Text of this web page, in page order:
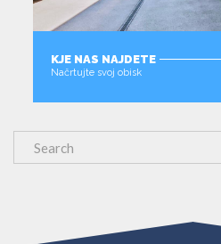
KJE NAS NAJDETE
Načrtujte svoj obisk